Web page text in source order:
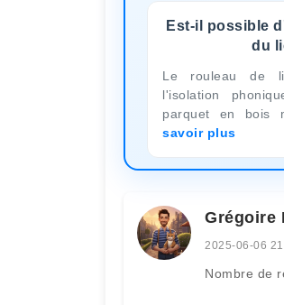
Est-il possible
du
Le rouleau de
l'isolation
parquet en bois
savoir plus
Grégoire
2025-06-06
Nombre de